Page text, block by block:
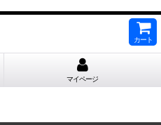
カート
マイページ